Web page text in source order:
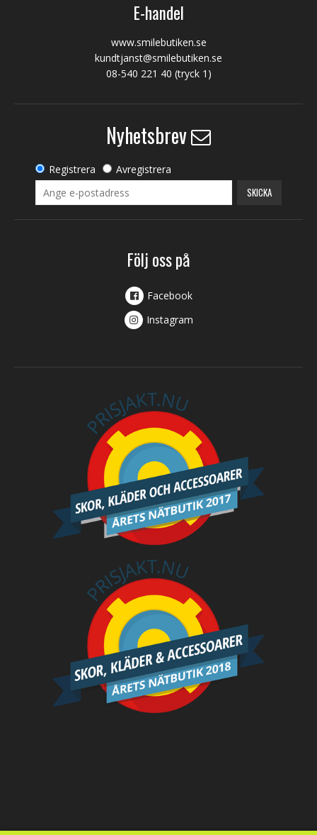
E-handel
www.smilebutiken.se
kundtjanst@smilebutiken.se
08-540 221 40 (tryck 1)
Nyhetsbrev
Registrera Avregistrera
SKICKA
Följ oss på
Facebook
Instagram